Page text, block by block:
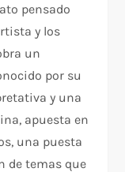
pensado
y los
un
por su
y una
apuesta en
una puesta
de temas que